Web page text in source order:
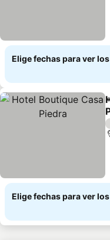
Elige fechas para ver
Elige fechas para ver